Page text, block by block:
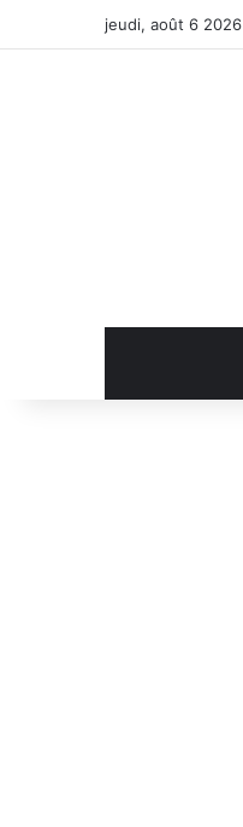
jeudi, août 6 2026